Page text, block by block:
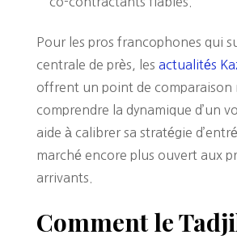
Pour les pros francophones qui
centrale de près, les actualités
offrent un point de comparaison
comprendre la dynamique d’un
aide à calibrer sa stratégie
marché encore plus ouvert aux
arrivants.
Comment le